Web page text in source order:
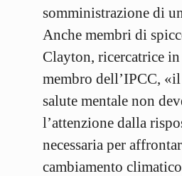
somministrazione di
Anche membri di
Clayton, ricercatrice
membro dell’IPCC,
salute mentale non
l’attenzione dalla
necessaria per
cambiamento